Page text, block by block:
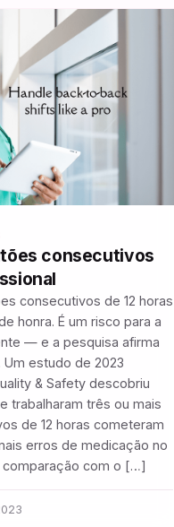
consecutivos
consecutivos de 12 horas
honra. É um risco para a
— e a pesquisa afirma
estudo de 2023
& Safety descobriu
trabalharam três ou mais
de 12 horas cometeram
erros de medicação no
com o […]